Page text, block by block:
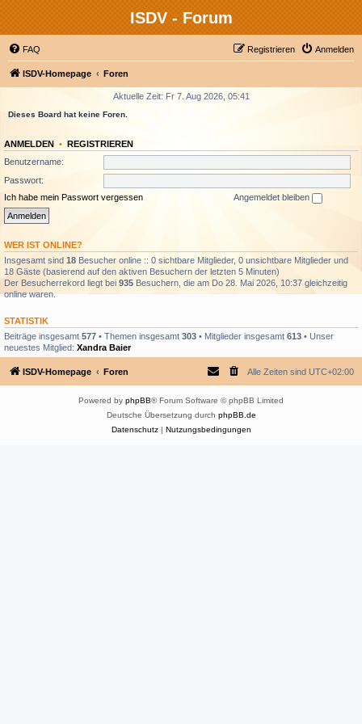
ISDV - Forum
FAQ Anmelden
Registrieren
ISDV-Homepage Foren
Aktuelle Zeit: Fr 7. Aug 2026, 05:41
Dieses Board hat keine Foren.
ANMELDEN • REGISTRIEREN
Benutzername:
Passwort:
Ich habe mein Passwort vergessen
Angemeldet bleiben
WER IST ONLINE?
Insgesamt sind 18 Besucher online :: 0 sichtbare Mitglieder, 0 unsichtbare Mitglieder und
18 Gäste (basierend auf den aktiven Besuchern der letzten 5 Minuten)
Der Besucherrekord liegt bei 935 Besuchern, die am Do 28. Mai 2026, 10:37 gleichzeitig
online waren.
STATISTIK
Beiträge insgesamt 577 • Themen insgesamt 303 • Mitglieder insgesamt 613 • Unser
neuestes Mitglied: Xandra Baier
ISDV-Homepage Foren Alle Zeiten sind UTC+02:00
Powered by phpBB® Forum Software © phpBB Limited
Deutsche Übersetzung durch phpBB.de
Datenschutz| Nutzungsbedingungen